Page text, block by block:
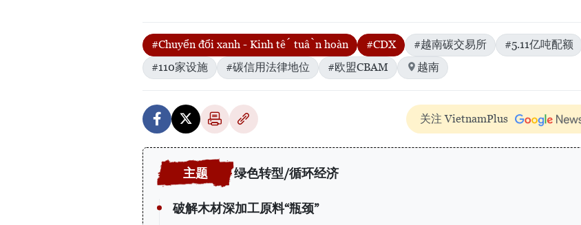
#Chuyển đổi xanh - Kinh tế tuần hoàn #CDX #越南碳交易所
#5.11亿吨配额
#110家设施
#碳信用法律地位 #欧盟CBAM 越南
关注 VietnamPlus
绿色转型/循环经济
破解木材深加工原料“瓶颈”